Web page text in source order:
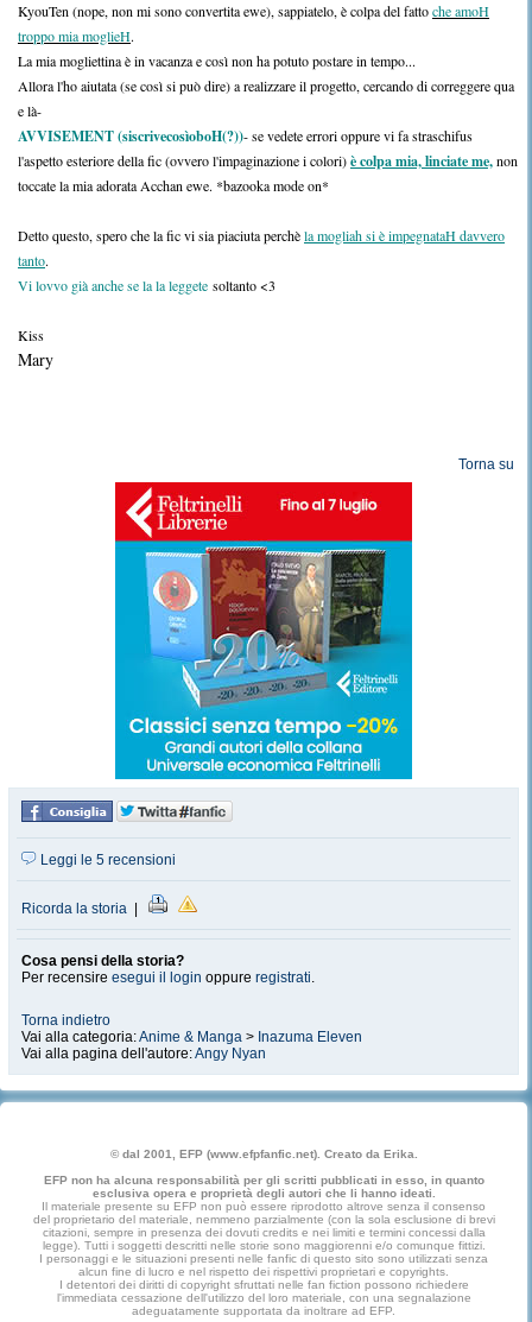
KyouTen (nope, non mi sono convertita ewe), sappiatelo, è colpa del fattoche amoH
troppo mia moglieH.
La mia mogliettina è in vacanza e così non ha potuto postare in tempo...
Allora l'ho aiutata (se così si può dire) a realizzare il progetto, cercando di correggere qua
e là-
AVVISEMENT (siscrivecosìoboH(?))- se vedete errori oppure vi fa straschifus
l'aspetto esteriore della fic (ovvero l'impaginazione i colori)è colpa mia, linciate me,non
toccate la mia adorata Acchan ewe. *bazooka mode on*
Detto questo, spero che la fic vi sia piaciuta perchèla mogliah si è impegnataH davvero
tanto.
Vi lovvo già anche se la la leggete soltanto <3
Kiss
Mary
Torna su
Leggi le 5 recensioni
Ricorda la storia
Cosa pensi della storia?
Per recensire esegui il login oppure registrati.
Torna indietro
Vai alla categoria:Anime & Manga > Inazuma Eleven
Vai alla pagina dell'autore:Angy Nyan
© dal 2001, EFP (www.efpfanfic.net). Creato da Erika.
EFP non ha alcuna responsabilità per gli scritti pubblicati in esso, in quanto
esclusiva opera e proprietà degli autori che li hanno ideati.
Il materiale presente su EFP non può essere riprodotto altrove senza il consenso
del proprietario del materiale, nemmeno parzialmente (con la sola esclusione di brevi
citazioni, sempre in presenza dei dovuti credits e nei limiti e termini concessi dalla
legge). Tutti i soggetti descritti nelle storie sono maggiorenni e/o comunque fittizi.
I personaggi e le situazioni presenti nelle fanfic di questo sito sono utilizzati senza
alcun fine di lucro e nel rispetto dei rispettivi proprietari e copyrights.
I detentori dei diritti di copyright sfruttati nelle fan fiction possono richiedere
l'immediata cessazione dell'utilizzo del loro materiale, con una segnalazione
adeguatamente supportata da inoltrare ad EFP.